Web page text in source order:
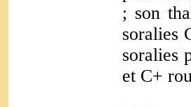
; son
soralies
soralies
et C+